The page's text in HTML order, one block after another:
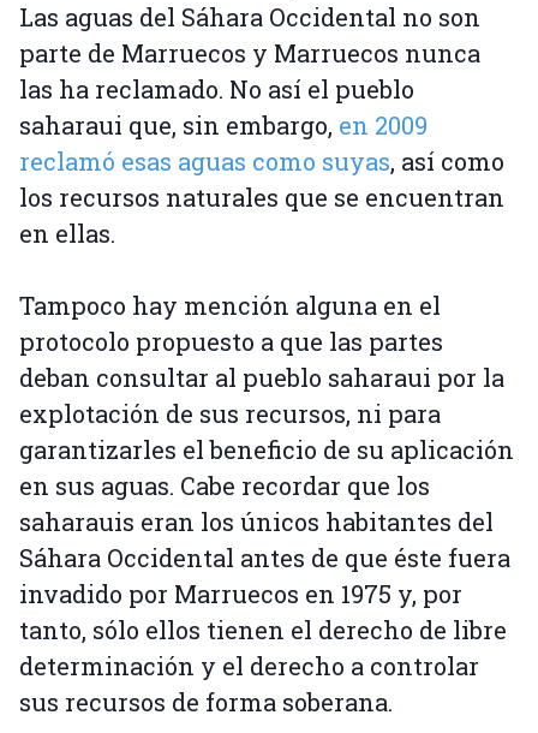
Las aguas del Sáhara Occidental no son
parte de Marruecos y Marruecos nunca
las ha reclamado. No así el pueblo
saharaui que, sin embargo, en 2009
reclamó esas aguas como suyas, así como
los recursos naturales que se encuentran
en ellas.
Tampoco hay mención alguna en el
protocolo propuesto a que las partes
deban consultar al pueblo saharaui por la
explotación de sus recursos, ni para
garantizarles el beneficio de su aplicación
en sus aguas. Cabe recordar que los
saharauis eran los únicos habitantes del
Sáhara Occidental antes de que éste fuera
invadido por Marruecos en 1975 y, por
tanto, sólo ellos tienen el derecho de libre
determinación y el derecho a controlar
sus recursos de forma soberana.